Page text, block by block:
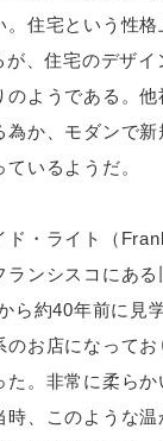
住宅という性格
、住宅のデザイ
のようである。他
為か、モダンで
いるようだ。
・ライト（
ランシスコにあ
ら約40年前に見
のお店になって
た。非常に柔ら
時、このような